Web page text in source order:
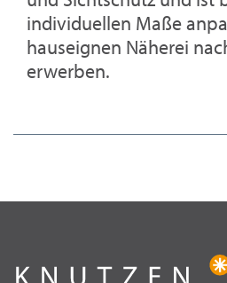
individuellen Maße
hauseignen Näherei
erwerben.